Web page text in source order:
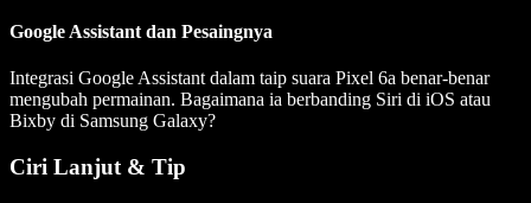
Google Assistant dan Pesaingnya
Integrasi Google Assistant dalam taip suara Pixel 6a benar-benar
mengubah permainan. Bagaimana ia berbanding Siri di iOS atau
Bixby di Samsung Galaxy?
Ciri Lanjut & Tip